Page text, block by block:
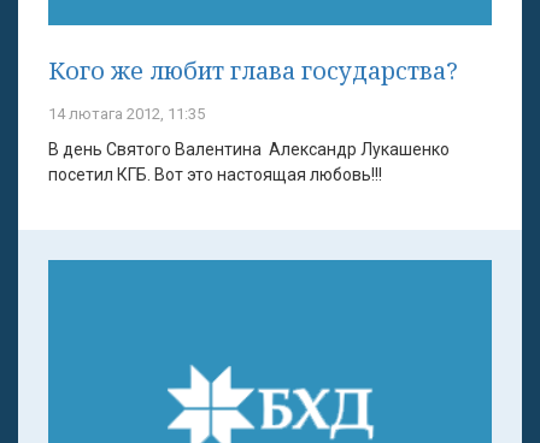
Кого же любит глава государства?
14 лютага 2012, 11:35
В день Святого Валентина Александр Лукашенко
посетил КГБ. Вот это настоящая любовь!!!